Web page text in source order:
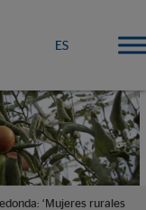
ES
‘Mujeres rurales